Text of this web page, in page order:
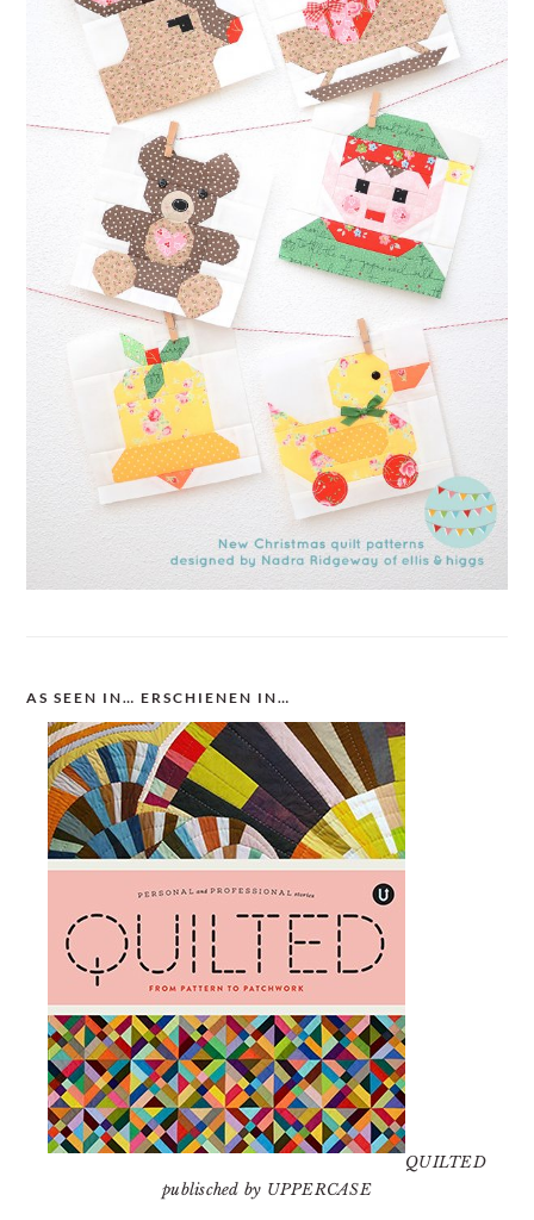
AS SEEN IN… ERSCHIENEN IN…
QUILTED
publisched by UPPERCASE